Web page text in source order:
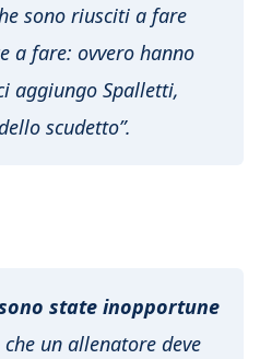
sono riusciti a fare
a fare: ovvero hanno
aggiungo Spalletti,
scudetto”.
state inopportune
un allenatore deve